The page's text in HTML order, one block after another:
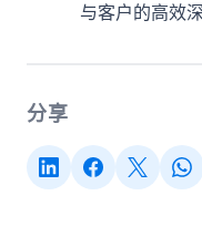
与客户的高效
分享